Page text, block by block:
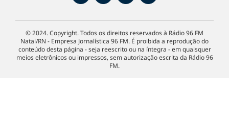
© 2024. Copyright. Todos os direitos reservados à Rádio 96 FM
Natal/RN - Empresa Jornalística 96 FM. É proibida a reprodução do
conteúdo desta página - seja reescrito ou na íntegra - em quaisquer
meios eletrônicos ou impressos, sem autorização escrita da Rádio 96
FM.